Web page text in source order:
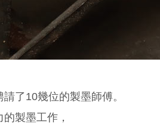
了10幾位的製墨師傅。
製墨工作，